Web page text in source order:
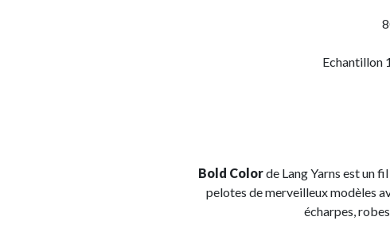
Echantillon
Bold Colorde Lang Yarns est un
pelotes de merveilleux modèles
écharpes,